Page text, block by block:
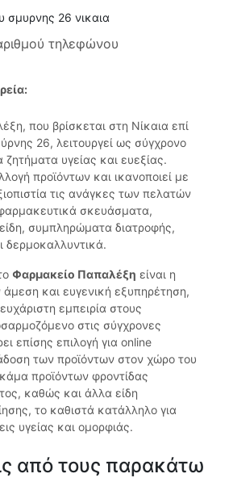
σμυρνης 26 νικαια
τηλεφώνου
που βρίσκεται στη Νίκαια επί
26, λειτουργεί ως σύγχρονο
υγείας και ευεξίας.
προϊόντων και ικανοποιεί με
τις ανάγκες των πελατών
σκευάσματα,
συμπληρώματα διατροφής,
δερμοκαλλυντικά.
Φαρμακείο Παπαλέξη είναι η
και ευγενική εξυπηρέτηση,
εμπειρία στους
στις σύγχρονες
επίσης επιλογή για online
των προϊόντων στον χώρο του
προϊόντων φροντίδας
καθώς και άλλα είδη
το καθιστά κατάλληλο για
υγείας και ομορφιάς.
από τους παρακάτω